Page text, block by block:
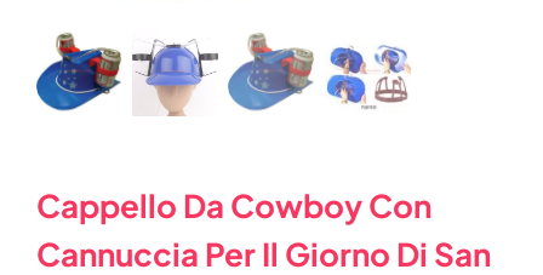
Cappello Da Cowboy Con
Cannuccia Per Il Giorno Di San